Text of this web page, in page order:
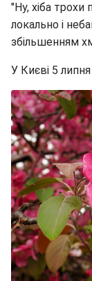
"Ну, хіба трохи
локально і
збільшенням
У Києві 5